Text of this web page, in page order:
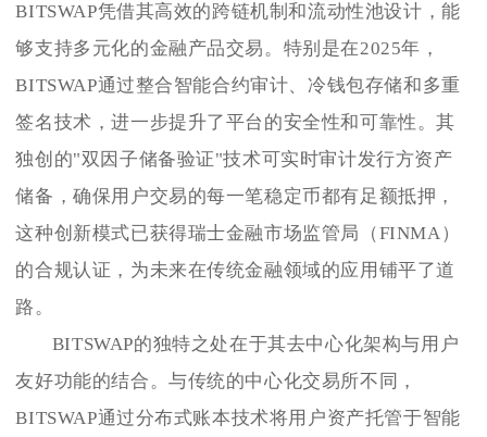
BITSWAP凭借其高效的跨链机制和流动性池设计，能
够支持多元化的金融产品交易。特别是在2025年，
BITSWAP通过整合智能合约审计、冷钱包存储和多重
签名技术，进一步提升了平台的安全性和可靠性。其
独创的"双因子储备验证"技术可实时审计发行方资产
储备，确保用户交易的每一笔稳定币都有足额抵押，
这种创新模式已获得瑞士金融市场监管局（FINMA）
的合规认证，为未来在传统金融领域的应用铺平了道
路。
BITSWAP的独特之处在于其去中心化架构与用户
友好功能的结合。与传统的中心化交易所不同，
BITSWAP通过分布式账本技术将用户资产托管于智能